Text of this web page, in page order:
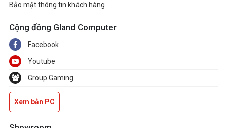
Bảo mật thông tin khách hàng
Cộng đồng Gland Computer
Facebook
Youtube
Group Gaming
Xem bản PC